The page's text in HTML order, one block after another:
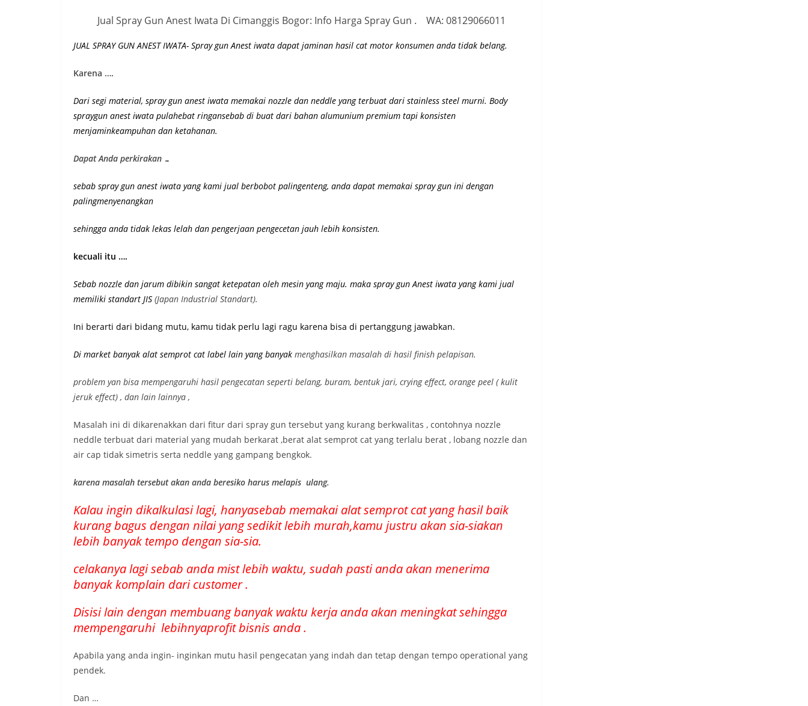
Jual Spray Gun Anest Iwata Di Cimanggis Bogor: Info Harga Spray Gun . WA: 08129066011
JUAL SPRAY GUN ANEST IWATA- Spray gun Anest iwata dapat jaminan hasil cat motor konsumen anda tidak belang.
Karena ….
Dari segi material, spray gun anest iwata memakai nozzle dan neddle yang terbuat dari stainless steel murni. Body
spraygun anest iwata pulahebat ringansebab di buat dari bahan alumunium premium tapi konsisten
menjaminkeampuhan dan ketahanan.
Dapat Anda perkirakan …
sebab spray gun anest iwata yang kami jual berbobot palingenteng, anda dapat memakai spray gun ini dengan
palingmenyenangkan
sehingga anda tidak lekas lelah dan pengerjaan pengecetan jauh lebih konsisten.
kecuali itu ….
Sebab nozzle dan jarum dibikin sangat ketepatan oleh mesin yang maju. maka spray gun Anest iwata yang kami jual
memiliki standart JIS (Japan Industrial Standart).
Ini berarti dari bidang mutu, kamu tidak perlu lagi ragu karena bisa di pertanggung jawabkan.
Di market banyak alat semprot cat label lain yang banyak menghasilkan masalah di hasil finish pelapisan.
problem yan bisa mempengaruhi hasil pengecatan seperti belang, buram, bentuk jari, crying effect, orange peel ( kulit
jeruk effect) , dan lain lainnya ,
Masalah ini di dikarenakkan dari fitur dari spray gun tersebut yang kurang berkwalitas , contohnya nozzle
neddle terbuat dari material yang mudah berkarat ,berat alat semprot cat yang terlalu berat , lobang nozzle dan
air cap tidak simetris serta neddle yang gampang bengkok.
karena masalah tersebut akan anda beresiko harus melapis ulang.
Kalau ingin dikalkulasi lagi, hanyasebab memakai alat semprot cat yang hasil baik
kurang bagus dengan nilai yang sedikit lebih murah,kamu justru akan sia-siakan
lebih banyak tempo dengan sia-sia.
celakanya lagi sebab anda mist lebih waktu, sudah pasti anda akan menerima
banyak komplain dari customer .
Disisi lain dengan membuang banyak waktu kerja anda akan meningkat sehingga
mempengaruhi lebihnyaprofit bisnis anda .
Apabila yang anda ingin- inginkan mutu hasil pengecatan yang indah dan tetap dengan tempo operational yang
pendek.
Dan …